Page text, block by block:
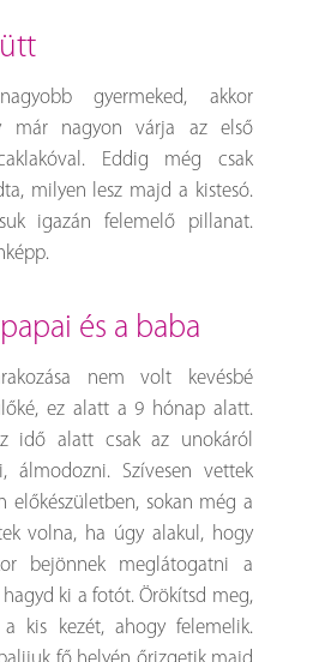
gyermeked, akkor
már nagyon várja az első
Eddig még csak
milyen lesz majd a kistesó.
igazán felemelő pillanat.
és a baba
nem volt kevésbé
ez alatt a 9 hónap alatt.
idő alatt csak az unokáról
álmodozni. Szívesen vettek
előkészületben, sokan még a
volna, ha úgy alakul, hogy
bejönnek meglátogatni a
ki a fotót. Örökítsd meg,
kis kezét, ahogy felemelik.